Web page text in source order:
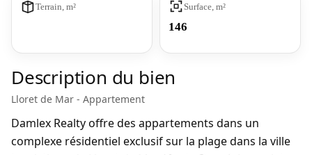
Terrain, m² Surface, m²
146
Description du bien
Lloret de Mar - Appartement
Damlex Realty offre des appartements dans un
complexe résidentiel exclusif sur la plage dans la ville